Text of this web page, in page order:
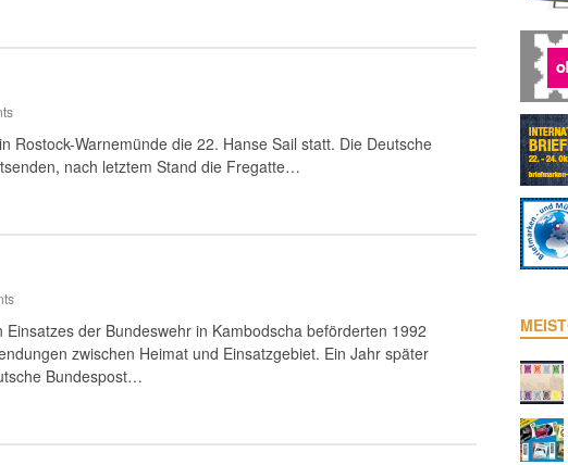
Rostock-Warnemünde die 22. Hanse Sail statt. Die Deutsche
nach letztem Stand die Fregatte…
der Bundeswehr in Kambodscha beförderten 1992
zwischen Heimat und Einsatzgebiet. Ein Jahr später
Bundespost…